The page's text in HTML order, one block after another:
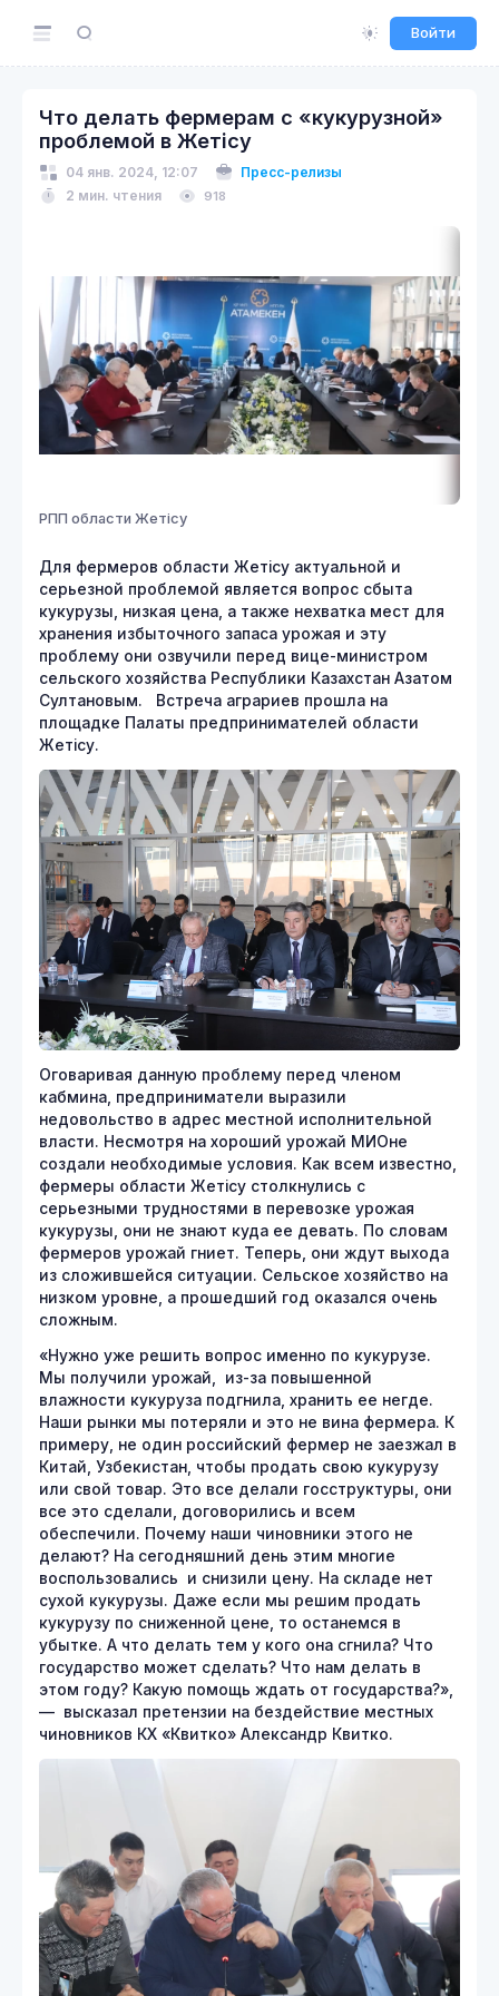
Войти
Что делать фермерам с «кукурузной»
проблемой в Жетісу
04 янв. 2024, 12:07
Пресс-релизы
2 мин. чтения
918
РПП области Жетісу
Для фермеров области Жетісу актуальной и
серьезной проблемой является вопрос сбыта
кукурузы, низкая цена, а также нехватка мест для
хранения избыточного запаса урожая и эту
проблему они озвучили перед вице-министром
сельского хозяйства Республики Казахстан Азатом
Султановым. Встреча аграриев прошла на
площадке Палаты предпринимателей области
Жетісу.
Оговаривая данную проблему перед членом
кабмина, предприниматели выразили
недовольство в адрес местной исполнительной
власти. Несмотря на хороший урожай МИОне
создали необходимые условия. Как всем известно,
фермеры области Жетісу столкнулись с
серьезными трудностями в перевозке урожая
кукурузы, они не знают куда ее девать. По словам
фермеров урожай гниет. Теперь, они ждут выхода
из сложившейся ситуации. Сельское хозяйство на
низком уровне, а прошедший год оказался очень
сложным.
«Нужно уже решить вопрос именно по кукурузе.
Мы получили урожай, из-за повышенной
влажности кукуруза подгнила, хранить ее негде.
Наши рынки мы потеряли и это не вина фермера. К
примеру, не один российский фермер не заезжал в
Китай, Узбекистан, чтобы продать свою кукурузу
или свой товар. Это все делали госструктуры, они
все это сделали, договорились и всем
обеспечили. Почему наши чиновники этого не
делают? На сегодняшний день этим многие
воспользовались и снизили цену. На складе нет
сухой кукурузы. Даже если мы решим продать
кукурузу по сниженной цене, то останемся в
убытке. А что делать тем у кого она сгнила? Что
государство может сделать? Что нам делать в
этом году? Какую помощь ждать от государства?»,
— высказал претензии на бездействие местных
чиновников КХ «Квитко» Александр Квитко.